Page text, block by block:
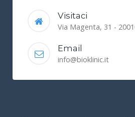
Visitaci
Via Magenta, 31 -
Email
info@bioklinic.it